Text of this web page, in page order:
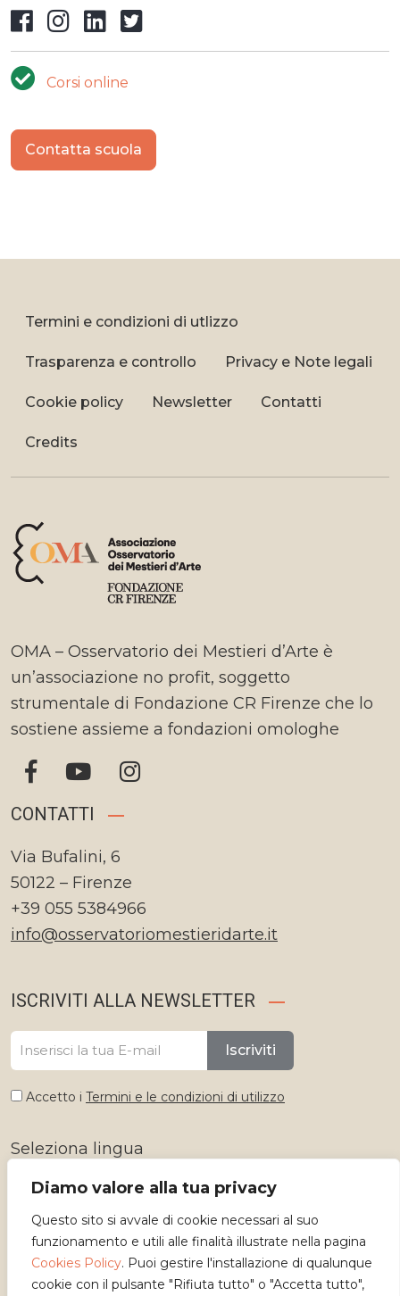
Diamo valore alla tua privacy
Questo sito si avvale di cookie necessari al suo
funzionamento e utili alle finalità illustrate nella pagina
Cookies Policy. Puoi gestire l'installazione di qualunque
cookie con il pulsante "Rifiuta tutto" o "Accetta tutto",
Facebook
Instagram
LinkedIn
X/Twitter
Corsi online
Contatta scuola
Termini e condizioni di utlizzo
Trasparenza e controllo Privacy e Note legali
Cookie policy Newsletter Contatti
Credits
OMA – Osservatorio dei Mestieri d’Arte è
un’associazione no profit, soggetto
strumentale di Fondazione CR Firenze che lo
sostiene assieme a fondazioni omologhe
CONTATTI
Via Bufalini, 6
50122 – Firenze
+39 055 5384966
info@osservatoriomestieridarte.it
ISCRIVITI ALLA NEWSLETTER
Iscriviti
Accetto i Termini e le condizioni di utilizzo
Seleziona lingua